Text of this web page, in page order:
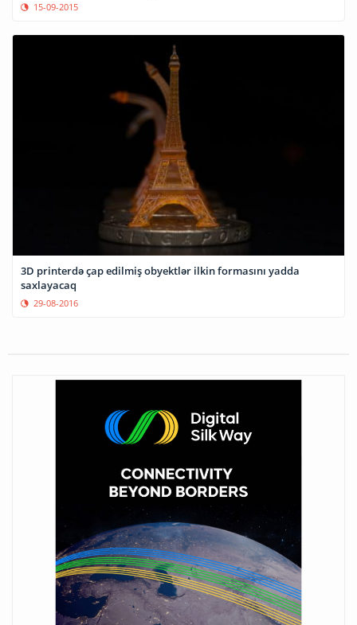
15-09-2015
3D printerdə çap edilmiş obyektlər ilkin formasını yadda
saxlayacaq
29-08-2016